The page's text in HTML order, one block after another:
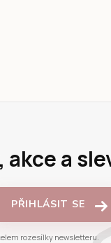
a
PŘIHLÁSIT SE
rozesílky newsletteru.